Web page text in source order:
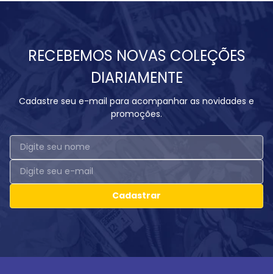
RECEBEMOS NOVAS COLEÇÕES
DIARIAMENTE
Cadastre seu e-mail para acompanhar as novidades e
promoções.
Cadastrar